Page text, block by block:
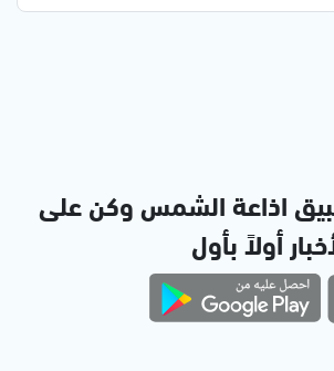
اذاعة الشمس وكن على
أولاً بأول